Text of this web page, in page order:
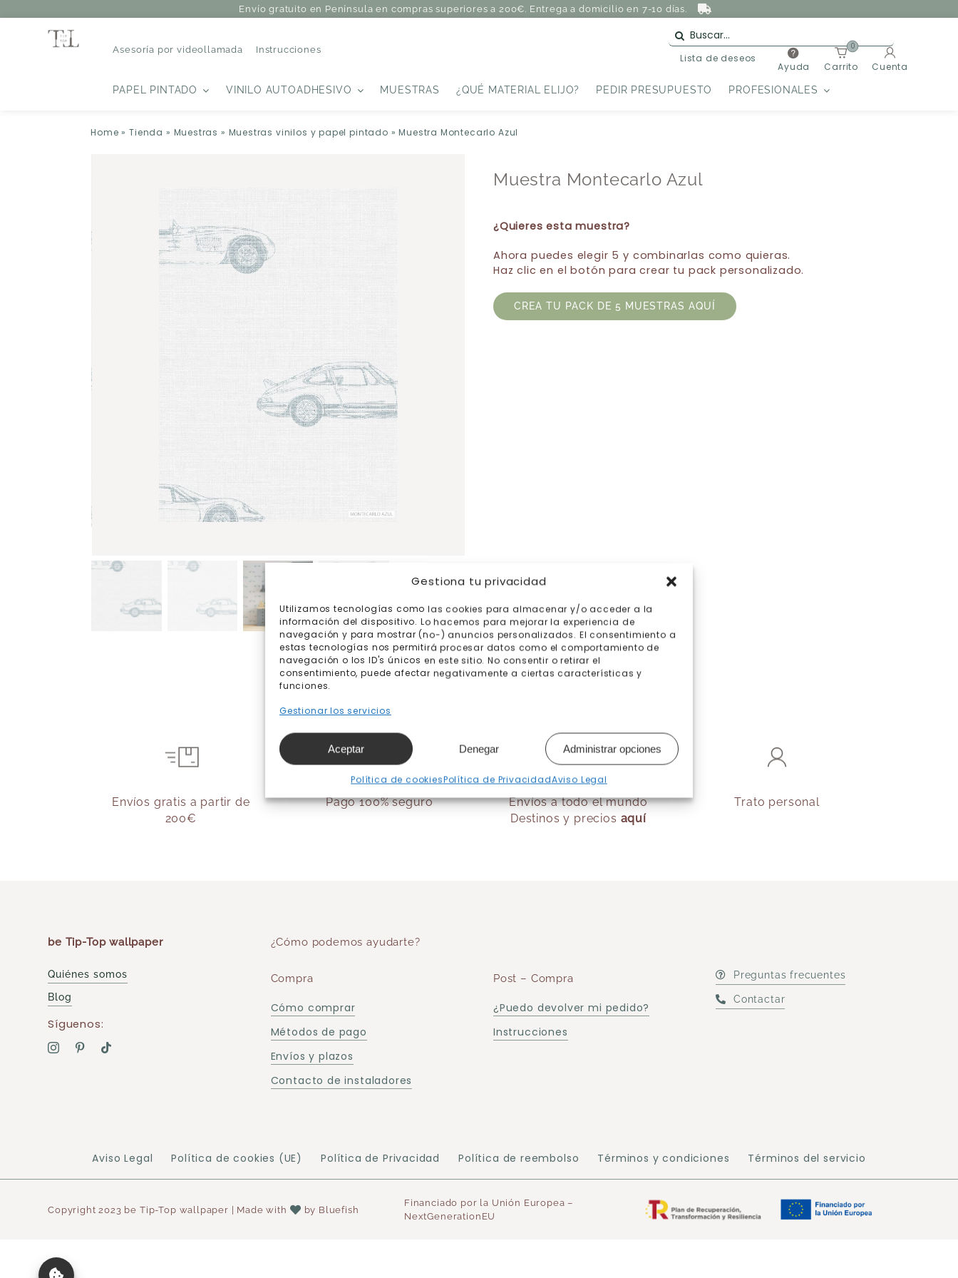
Gestiona tu privacidad
Utilizamos tecnologías como las cookies para almacenar y/o acceder a la
información del dispositivo. Lo hacemos para mejorar la experiencia de
navegación y para mostrar (no-) anuncios personalizados. El consentimiento a
estas tecnologías nos permitirá procesar datos como el comportamiento de
navegación o los ID's únicos en este sitio. No consentir o retirar el
consentimiento, puede afectar negativamente a ciertas características y
funciones.
Gestionar los servicios
Aceptar Denegar Administrar opciones
Política de cookiesPolítica de PrivacidadAviso Legal
Envío gratuito en Península en compras superiores a 200€. Entrega a domicilio en 7-10 días.
Asesoría por videollamada Instrucciones
Lista de deseos
Ayuda Carrito
0
Cuenta
PAPEL PINTADO VINILO AUTOADHESIVO MUESTRAS ¿QUÉ MATERIAL ELIJO? PEDIR PRESUPUESTO PROFESIONALES
Home »Tienda » Muestras » Muestras vinilos y papel pintado »Muestra Montecarlo Azul
Muestra Montecarlo Azul
¿Quieres esta muestra?
Ahora puedes elegir 5 y combinarlas como quieras.
Haz clic en el botón para crear tu pack personalizado.
CREA TU PACK DE 5 MUESTRAS AQUÍ
Envíos gratis a partir de
200€
Pago 100% seguro
Envíos a todo el mundo
Destinos y precios aquí
Trato personal
be Tip-Top wallpaper
Quiénes somos
Blog
Síguenos:
¿Cómo podemos ayudarte?
Compra
Cómo comprar
Métodos de pago
Envíos y plazos
Contacto de instaladores
Post – Compra
¿Puedo devolver mi pedido?
Instrucciones
Preguntas frecuentes
Contactar
Aviso Legal Política de cookies (UE) Política de Privacidad Política de reembolso Términos y condiciones Términos del servicio
Copyright 2023 be Tip-Top wallpaper | Made with by Bluefish
Financiado por la Unión Europea –
NextGenerationEU